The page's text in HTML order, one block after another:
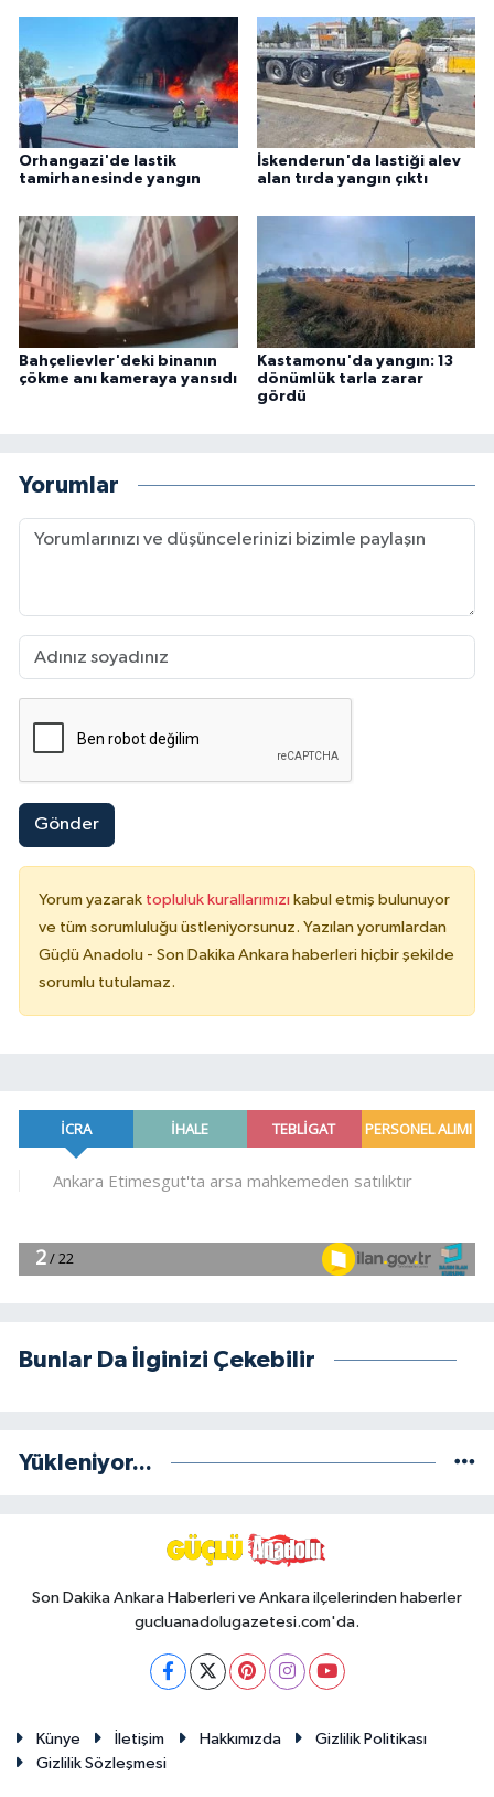
Orhangazi'de lastik
tamirhanesinde yangın
İskenderun'da lastiği alev
alan tırda yangın çıktı
Bahçelievler'deki binanın
çökme anı kameraya yansıdı
Kastamonu'da yangın: 13
dönümlük tarla zarar
gördü
Yorumlar
Gönder
Yorum yazarak topluluk kurallarımızı kabul etmiş bulunuyor
ve tüm sorumluluğu üstleniyorsunuz. Yazılan yorumlardan
Güçlü Anadolu - Son Dakika Ankara haberleri hiçbir şekilde
sorumlu tutulamaz.
Bunlar Da İlginizi Çekebilir
Yükleniyor...
Son Dakika Ankara Haberleri ve Ankara ilçelerinden haberler
gucluanadolugazetesi.com'da.
Künye İletişim Hakkımızda
Gizlilik Politikası
Gizlilik Sözleşmesi